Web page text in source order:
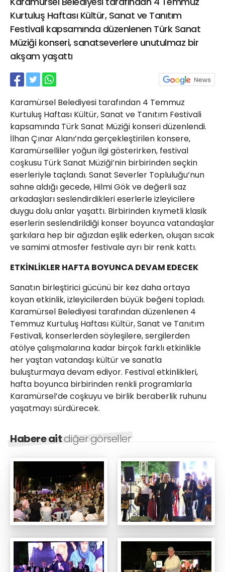
Kurtuluş Haftası Kültür, Sanat ve Tanıtım
Festivali kapsamında düzenlenen Türk Sanat
Müziği konseri, sanatseverlere unutulmaz bir
akşam yaşattı
Karamürsel Belediyesi tarafından 4 Temmuz
Kurtuluş Haftası Kültür, Sanat ve Tanıtım Festivali
kapsamında Türk Sanat Müziği konseri düzenlendi.
İlhan Çınar Alanı’nda gerçekleştirilen konsere,
Karamürselliler yoğun ilgi gösterirken, festival
coşkusu Türk Sanat Müziği’nin birbirinden seçkin
eserleriyle taçlandı. Sanat Severler Topluluğu’nun
sahne aldığı gecede, Hilmi Gök ve değerli saz
arkadaşları seslendirdikleri eserlerle izleyicilere
duygu dolu anlar yaşattı. Birbirinden kıymetli klasik
eserlerin seslendirildiği konser boyunca vatandaşlar
şarkılara hep bir ağızdan eşlik ederken, oluşan sıcak
ve samimi atmosfer festivale ayrı bir renk kattı.
ETKİNLİKLER HAFTA BOYUNCA DEVAM EDECEK
Sanatın birleştirici gücünü bir kez daha ortaya
koyan etkinlik, izleyicilerden büyük beğeni topladı.
Karamürsel Belediyesi tarafından düzenlenen 4
Temmuz Kurtuluş Haftası Kültür, Sanat ve Tanıtım
Festivali, konserlerden söyleşilere, sergilerden
atölye çalışmalarına kadar birçok farklı etkinlikle
her yaştan vatandaşı kültür ve sanatla
buluşturmaya devam ediyor. Festival etkinlikleri,
hafta boyunca birbirinden renkli programlarla
Karamürsel’de coşkuyu ve birlik beraberlik ruhunu
yaşatmayı sürdürecek.
Habere aitdiğer görseller
21 Gölcük
02624132333
haber@golcukpostasi.com